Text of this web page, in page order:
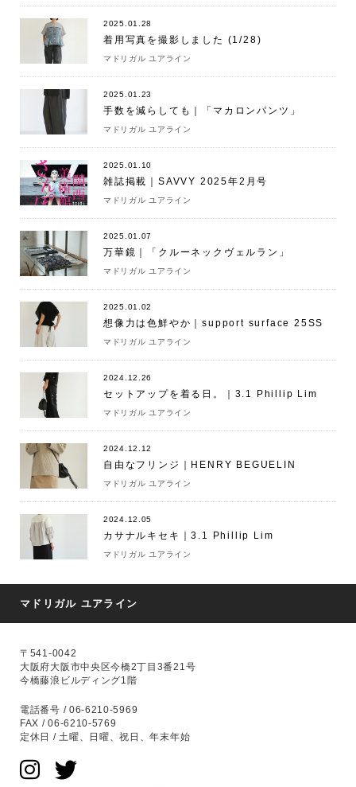
2025.01.28
着用写真を撮影しました (1/28)
マドリガル ユアライン
2025.01.23
手数を減らしても｜「マカロンパンツ」
マドリガル ユアライン
2025.01.10
雑誌掲載｜SAVVY 2025年2月号
マドリガル ユアライン
2025.01.07
万華鏡｜「クルーネックヴェルラン」
マドリガル ユアライン
2025.01.02
想像力は色鮮やか｜support surface 25SS
マドリガル ユアライン
2024.12.26
セットアップを着る日。｜3.1 Phillip Lim
マドリガル ユアライン
2024.12.12
自由なフリンジ｜HENRY BEGUELIN
マドリガル ユアライン
2024.12.05
カサナルキセキ｜3.1 Phillip Lim
マドリガル ユアライン
マドリガル ユアライン
〒541-0042
大阪府大阪市中央区今橋2丁目3番21号
今橋藤浪ビルディング1階
電話番号 / 06-6210-5969
FAX / 06-6210-5769
定休日 / 土曜、日曜、祝日、年末年始